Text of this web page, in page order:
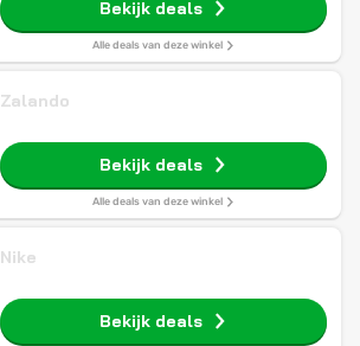
Bekijk deals
Alle deals van deze winkel
Zalando
Bekijk deals
Alle deals van deze winkel
Nike
Bekijk deals